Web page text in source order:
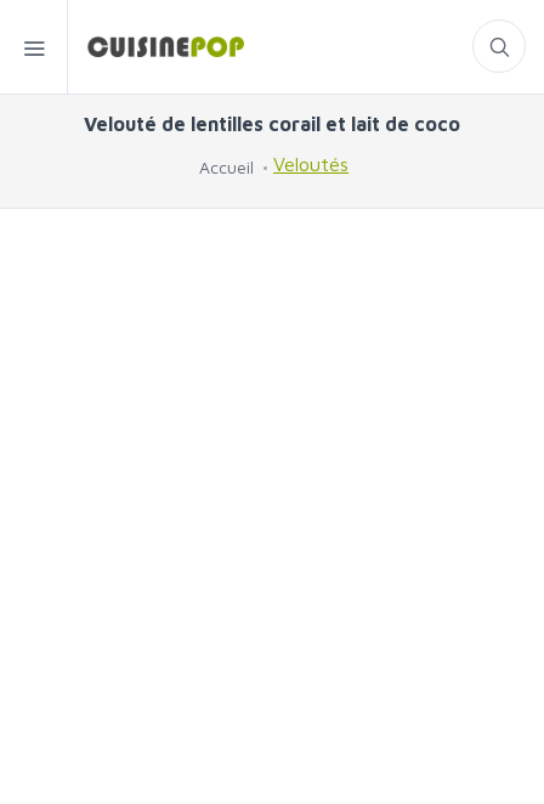
Velouté de lentilles corail et lait de coco
Accueil Veloutés